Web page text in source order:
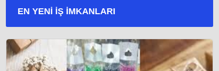
EN YENI İŞ IMKANLARI